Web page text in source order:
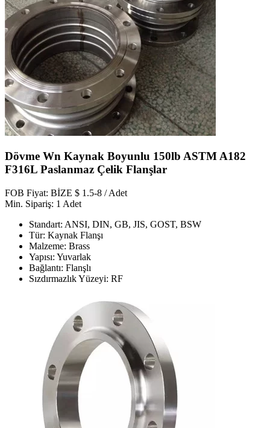
Dövme Wn Kaynak Boyunlu 150lb ASTM A182
F316L Paslanmaz Çelik Flanşlar
FOB Fiyat: BİZE $ 1.5-8 / Adet
Min. Sipariş: 1 Adet
Standart: ANSI, DIN, GB, JIS, GOST, BSW
Tür: Kaynak Flanşı
Malzeme: Brass
Yapısı: Yuvarlak
Bağlantı: Flanşlı
Sızdırmazlık Yüzeyi: RF